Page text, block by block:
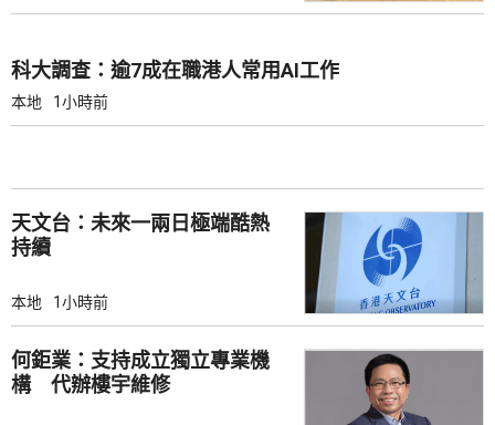
科大調查：逾7成在職港人常用AI工作
本地 1小時前
天文台：未來一兩日極端酷熱
持續
本地 1小時前
何鉅業：支持成立獨立專業機
構 代辦樓宇維修